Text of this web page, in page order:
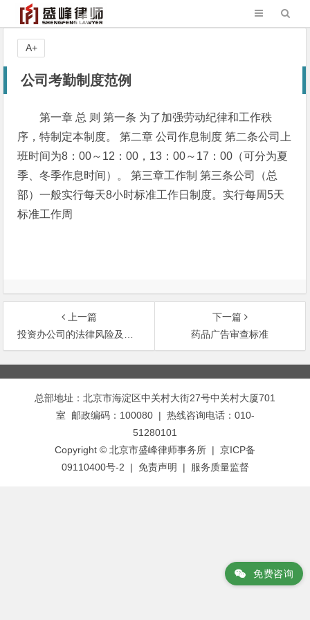
公司考勤制度范例
第一章 总 则 第一条 为了加强劳动纪律和工作秩
序，特制定本制度。 第二章 公司作息制度 第二条公司上
班时间为8：00～12：00，13：00～17：00（可分为夏
季、冬季作息时间）。 第三章工作制 第三条公司（总
部）一般实行每天8小时标准工作日制度。实行每周5天
标准工作周
A+
上一篇
投资办公司的法律风险及防范对策（四）
下一篇
药品广告审查标准
文
章
总部地址：北京市海淀区中关村大街27号中关村大厦701
室 邮政编码：100080 | 热线咨询电话：010-
51280101
Copyright © 北京市盛峰律师事务所 | 京ICP备
09110400号-2 | 免责声明 | 服务质量监督
免费咨询